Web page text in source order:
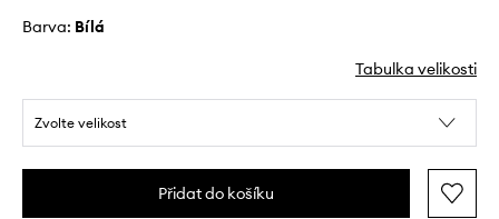
Barva: bílá
Tabulka velikosti
Zvolte velikost
Přidat do košíku